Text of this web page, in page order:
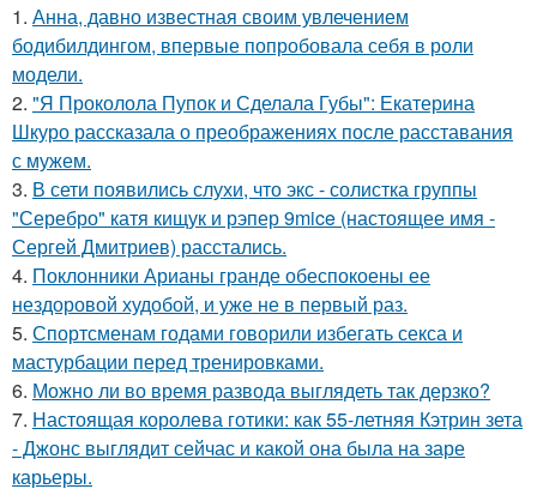
1. Анна, давно известная своим увлечением
бодибилдингом, впервые попробовала себя в роли
модели.
2. "Я Проколола Пупок и Сделала Губы": Екатерина
Шкуро рассказала о преображениях после расставания
с мужем.
3. В сети появились слухи, что экс - солистка группы
"Серебро" катя кищук и рэпер 9mice (настоящее имя -
Сергей Дмитриев) расстались.
4. Поклонники Арианы гранде обеспокоены ее
нездоровой худобой, и уже не в первый раз.
5. Спортсменам годами говорили избегать секса и
мастурбации перед тренировками.
6. Можно ли во время развода выглядеть так дерзко?
7. Настоящая королева готики: как 55-летняя Кэтрин зета
- Джонс выглядит сейчас и какой она была на заре
карьеры.